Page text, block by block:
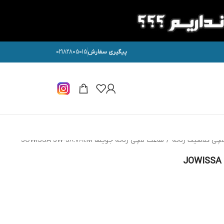
پیگیری سفارش02182805015
کلاسیک زنانه / ساعت مچی زنانه جویسا JOWISSA JW-J8.781.M